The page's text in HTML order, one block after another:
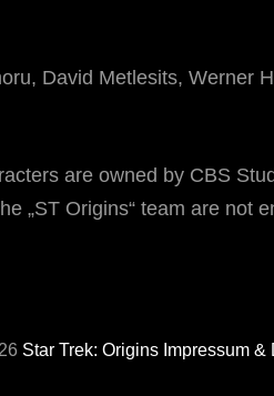
David Metlesits, Werner
are owned by CBS
„ST Origins“ team are
Star Trek: Origins Impressum